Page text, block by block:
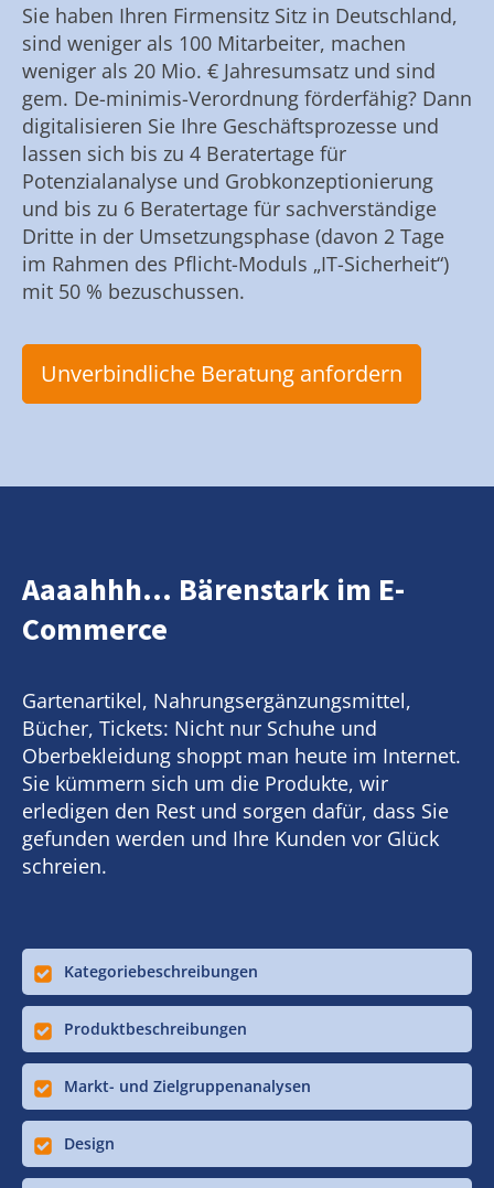
Sie haben Ihren Firmensitz Sitz in Deutschland,
sind weniger als 100 Mitarbeiter, machen
weniger als 20 Mio. € Jahresumsatz und sind
gem. De-minimis-Verordnung förderfähig? Dann
digitalisieren Sie Ihre Geschäftsprozesse und
lassen sich bis zu 4 Beratertage für
Potenzialanalyse und Grobkonzeptionierung
und bis zu 6 Beratertage für sachverständige
Dritte in der Umsetzungsphase (davon 2 Tage
im Rahmen des Pflicht-Moduls „IT-Sicherheit“)
mit 50 % bezuschussen.
Unverbindliche Beratung anfordern
Aaaahhh... Bärenstark im E-
Commerce
Gartenartikel, Nahrungsergänzungsmittel,
Bücher, Tickets: Nicht nur Schuhe und
Oberbekleidung shoppt man heute im Internet.
Sie kümmern sich um die Produkte, wir
erledigen den Rest und sorgen dafür, dass Sie
gefunden werden und Ihre Kunden vor Glück
schreien.
Kategoriebeschreibungen
Produktbeschreibungen
Markt- und Zielgruppenanalysen
Design